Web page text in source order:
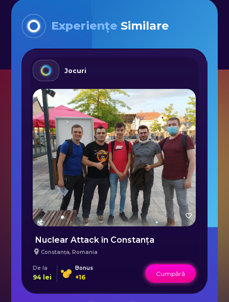
Experiențe Similare
Jocuri
Nuclear Attack în Constanța
Constanța, Romania
De la
94 lei
Bonus
+16 Cumpără